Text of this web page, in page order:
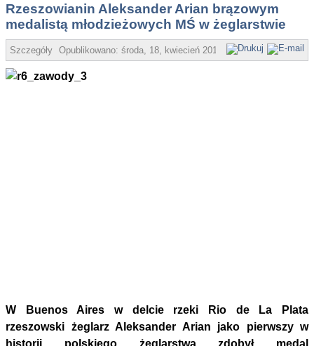
Rzeszowianin Aleksander Arian brązowym
medalistą młodzieżowych MŚ w żeglarstwie
Szczegóły Opublikowano: środa, 18, kwiecień 2012 18:56 UM
W Buenos Aires w delcie rzeki Rio de La Plata
rzeszowski żeglarz Aleksander Arian jako pierwszy w
historii polskiego żeglarstwa zdobył medal